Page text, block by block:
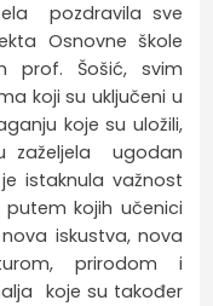
pozdravila sve
Osnovne škole
prof. Šošić, svim
koji su uključeni u
koje su uložili,
ugodan
istaknula važnost
kojih učenici
iskustva, nova
prirodom i
koje su također